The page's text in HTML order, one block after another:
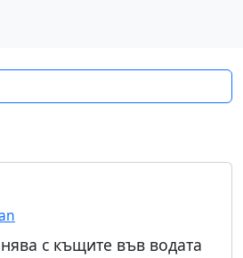
с къщите във водата